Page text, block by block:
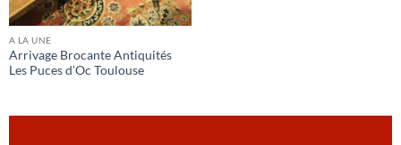
A LA UNE
Arrivage Brocante Antiquités
Les Puces d’Oc Toulouse